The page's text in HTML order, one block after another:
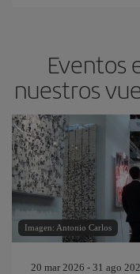
Eventos
nuestros
Imagen: Antonio Carlos
20 mar 2026 - 31 ago